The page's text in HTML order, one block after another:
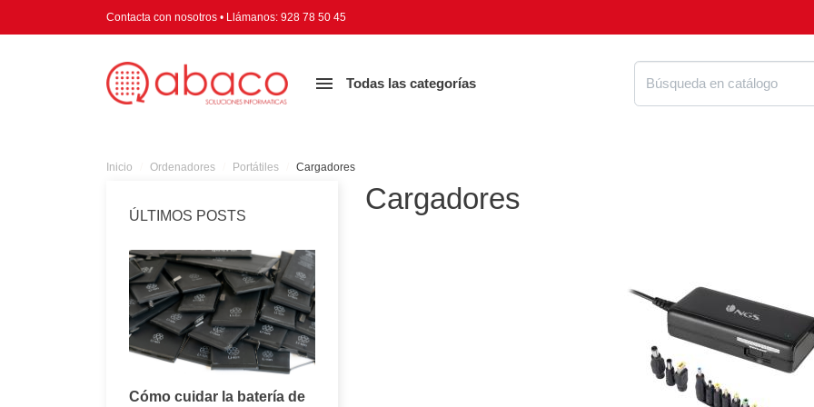
Contacta con nosotros • Llámanos: 928 78 50 45
 Todas las categorías
Inicio Ordenadores Portátiles Cargadores
ÚLTIMOS POSTS
Cómo cuidar la batería de
Cargadores